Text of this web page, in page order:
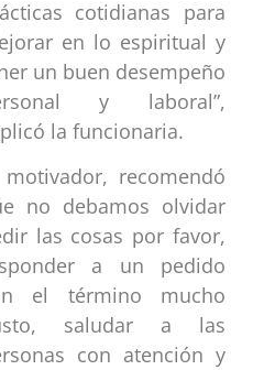
cotidianas para
en lo espiritual y
un buen desempeño
y laboral”,
la funcionaria.
motivador, recomendó
no debamos olvidar
las cosas por favor,
a un pedido
el término mucho
saludar a las
con atención y